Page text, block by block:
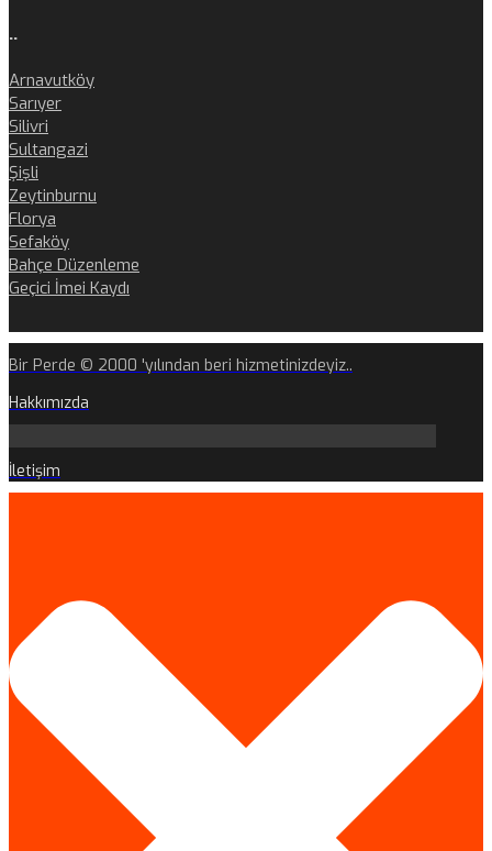
..
Arnavutköy
Sarıyer
Silivri
Sultangazi
Şişli
Zeytinburnu
Florya
Sefaköy
Bahçe Düzenleme
Geçici İmei Kaydı
Bir Perde © 2000 'yılından beri hizmetinizdeyiz..
Hakkımızda
İletişim